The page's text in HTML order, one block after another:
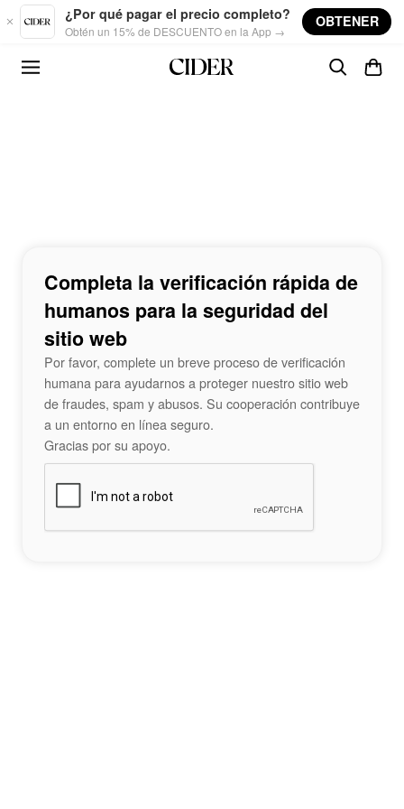
Skip to main content
¿Por qué pagar el precio completo?
Obtén un 15% de DESCUENTO en la App →
OBTENER
Completa la verificación rápida de
humanos para la seguridad del
sitio web
Por favor, complete un breve proceso de verificación
humana para ayudarnos a proteger nuestro sitio web
de fraudes, spam y abusos. Su cooperación contribuye
a un entorno en línea seguro.
Gracias por su apoyo.